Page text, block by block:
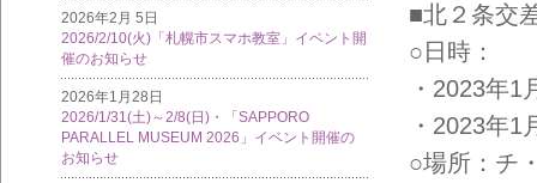
2026年2月 5日
2026/2/10(火)「札幌市スマホ教室」イベント開
催のお知らせ
2026年1月28日
2026/1/31(土)～2/8(日)・「SAPPORO
PARALLEL MUSEUM 2026」イベント開催の
お知らせ
■北２条交
○日時：
・2023年1
・2023年1
○場所：チ